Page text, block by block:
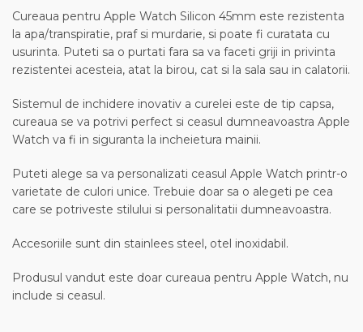
Cureaua pentru Apple Watch Silicon 45mm este rezistenta
la apa/transpiratie, praf si murdarie, si poate fi curatata cu
usurinta. Puteti sa o purtati fara sa va faceti griji in privinta
rezistentei acesteia, atat la birou, cat si la sala sau in calatorii.
Sistemul de inchidere inovativ a curelei este de tip capsa,
cureaua se va potrivi perfect si ceasul dumneavoastra Apple
Watch va fi in siguranta la incheietura mainii.
Puteti alege sa va personalizati ceasul Apple Watch printr-o
varietate de culori unice. Trebuie doar sa o alegeti pe cea
care se potriveste stilului si personalitatii dumneavoastra.
Accesoriile sunt din stainlees steel, otel inoxidabil.
Produsul vandut este doar cureaua pentru Apple Watch, nu
include si ceasul.